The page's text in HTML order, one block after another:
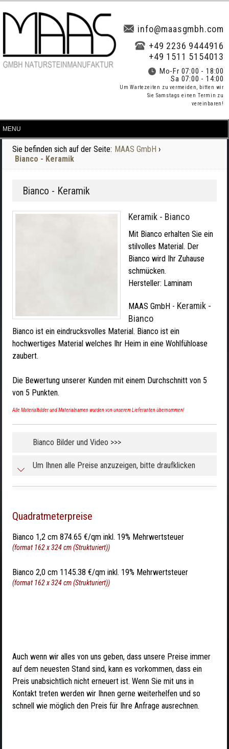
info@maasgmbh.com
+49 2236 9444916
+49 1511 5154013
Mo-Fr 07:00 - 18:00
Sa 07:00 - 14:00
Um Wartezeiten zu vermeiden, bitten wir
Sie Samstags einen Termin zu
vereinbaren!
Sie befinden sich auf der Seite: MAAS GmbH ›
Bianco - Keramik
Bianco - Keramik
Keramik - Bianco
Mit Bianco erhalten Sie ein
stilvolles Material. Der
Bianco wird Ihr Zuhause
schmücken.
Hersteller: Laminam
MAAS GmbH - Keramik -
Bianco
Bianco ist ein eindrucksvolles Material. Bianco ist ein
hochwertiges Material welches Ihr Heim in eine Wohlfühloase
zaubert.
Die Bewertung unserer Kunden mit einem Durchschnitt von 5
von 5 Punkten.
Alle Materialbilder und Materialnamen wurden von unserem Lieferanten übernommen!
Bianco Bilder und Video >>>
Um Ihnen alle Preise anzuzeigen, bitte draufklicken
Quadratmeterpreise
Bianco 1,2 cm 874.65 €/qm inkl. 19% Mehrwertsteuer
(format 162 x 324 cm (Strukturiert))
Bianco 2,0 cm 1145.38 €/qm inkl. 19% Mehrwertsteuer
(format 162 x 324 cm (Strukturiert))
Auch wenn wir alles von uns geben, dass unsere Preise immer
auf dem neuesten Stand sind, kann es vorkommen, dass ein
Preis unabsichtlich nicht erneuert ist. Wenn Sie mit uns in
Kontakt treten werden wir Ihnen gerne weiterhelfen und so
schnell wie möglich den Preis für Ihre Anfrage ausrechnen.